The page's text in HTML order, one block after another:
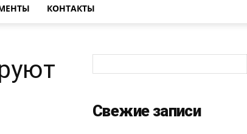
КОНТАКТЫ
Свежие записи